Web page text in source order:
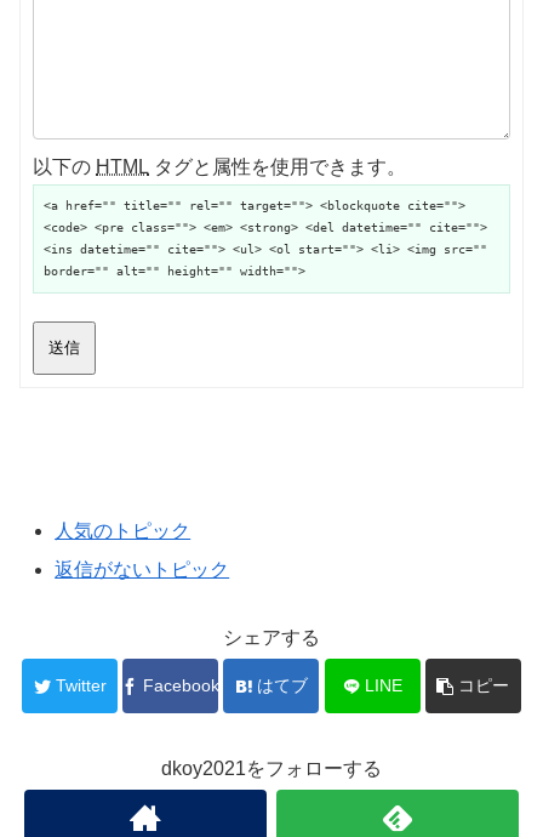
以下の HTML タグと属性を使用できます。
<a href="" title="" rel="" target=""> <blockquote cite="">
<code> <pre class=""> <em> <strong> <del datetime="" cite="">
<ins datetime="" cite=""> <ul> <ol start=""> <li> <img src=""
border="" alt="" height="" width="">
送信
人気のトピック
返信がないトピック
シェアする
Twitter Facebook はてブ LINE コピー
dkoy2021をフォローする